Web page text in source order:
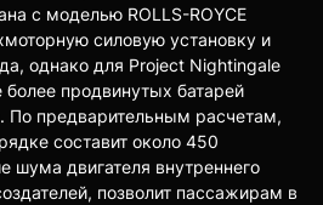
с моделью ROLLS-ROYCE
силовую установку и
однако для Project Nightingale
продвинутых батарей
По предварительным расчетам,
составит около 450
шума двигателя внутреннего
позволит пассажирам в